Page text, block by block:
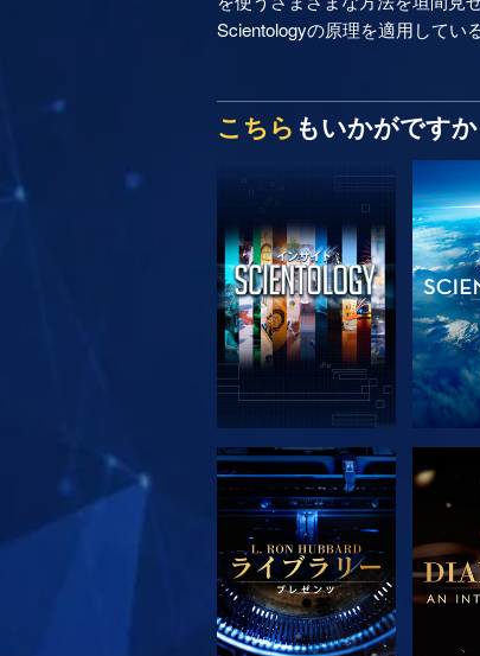
Scientologyの原理を適用してい
こちら もいかがですか
シリーズを探求 シ